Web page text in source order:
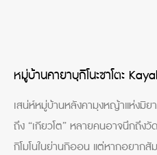
หมู่บ้านคายาบุกิโนะซาโตะ
เสน่ห์หมู่บ้านหลังคามุงหญ้าแห่งมิย
ถึง “เกียวโต” หลายคนอาจนึกถึงวั
กิโมโนในย่านกิออน แต่หากอยากสั